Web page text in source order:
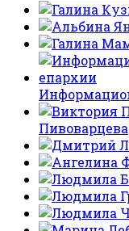
Пивоварцева